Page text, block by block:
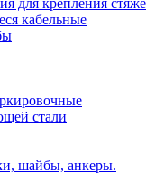
для крепления
кабельные
стали
шайбы, анкеры.